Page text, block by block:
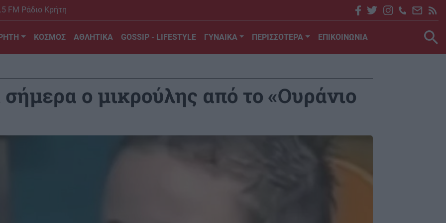
FM Ράδιο Κρήτη
ΚΟΣΜΟΣ ΑΘΛΗΤΙΚΑ GOSSIP - LIFESTYLE ΓΥΝΑΙΚΑ ΠΕΡΙΣΣΟΤΕΡΑ ΕΠΙΚΟΙΝΩΝΙΑ
σήμερα ο μικρούλης από το «Ουράνιο